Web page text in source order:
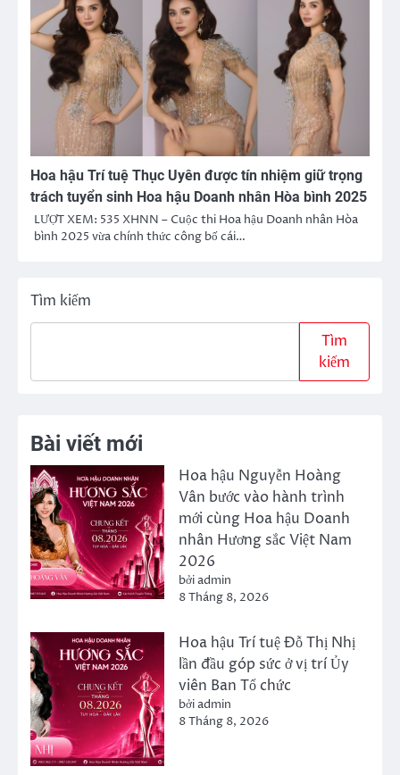
Hoa hậu Trí tuệ Thục Uyên được tín nhiệm giữ trọng
trách tuyển sinh Hoa hậu Doanh nhân Hòa bình 2025
LƯỢT XEM: 535 XHNN – Cuộc thi Hoa hậu Doanh nhân Hòa
bình 2025 vừa chính thức công bố cái…
Tìm kiếm
Tìm
kiếm
Bài viết mới
Hoa hậu Nguyễn Hoàng
Vân bước vào hành trình
mới cùng Hoa hậu Doanh
nhân Hương sắc Việt Nam
2026
bởi admin
8 Tháng 8, 2026
Hoa hậu Trí tuệ Đỗ Thị Nhị
lần đầu góp sức ở vị trí Ủy
viên Ban Tổ chức
bởi admin
8 Tháng 8, 2026